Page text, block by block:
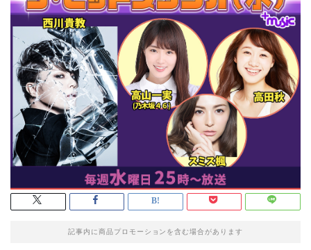
記事内に商品プロモーションを含む場合があります